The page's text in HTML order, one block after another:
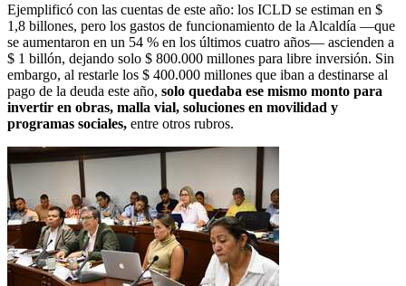
Ejemplificó con las cuentas de este año: los ICLD se estiman en $
1,8 billones, pero los gastos de funcionamiento de la Alcaldía —que
se aumentaron en un 54 % en los últimos cuatro años— ascienden a
$ 1 billón, dejando solo $ 800.000 millones para libre inversión. Sin
embargo, al restarle los $ 400.000 millones que iban a destinarse al
pago de la deuda este año, solo quedaba ese mismo monto para
invertir en obras, malla vial, soluciones en movilidad y
programas sociales, entre otros rubros.